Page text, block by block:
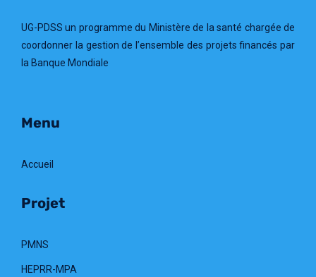
UG-PDSS un programme du Ministère de la santé chargée de
coordonner la gestion de l’ensemble des projets financés par
la Banque Mondiale
Menu
Accueil
Projet
PMNS
HEPRR-MPA